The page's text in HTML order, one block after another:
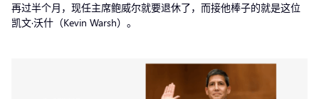
再过半个月，现任主席鲍威尔就要退休了，而接他棒子的就是这位
凯文·沃什（Kevin Warsh）。